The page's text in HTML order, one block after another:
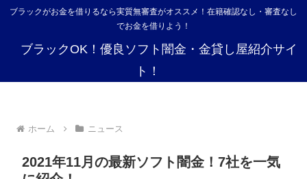
ブラックがお金を借りるなら実質無審査がオススメ！在籍確認なし・審査なし
でお金を借りよう！
ブラックOK！優良ソフト闇金・金貸し屋紹介サイ
ト！
ホーム ニュース
2021年11月の最新ソフト闇金！7社を一気